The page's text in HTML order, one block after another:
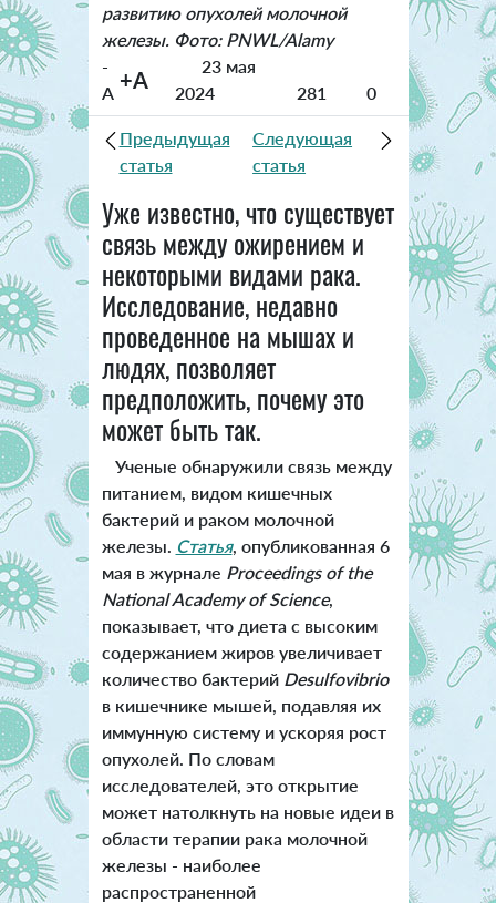
развитию опухолей молочной
железы. Фото: PNWL/Alamy
-
A +A
23 мая
2024
281 0
Предыдущая
статья
Следующая
статья
Уже известно, что существует
связь между ожирением и
некоторыми видами рака.
Исследование, недавно
проведенное на мышах и
людях, позволяет
предположить, почему это
может быть так.
Ученые обнаружили связь между
питанием, видом кишечных
бактерий и раком молочной
железы. Статья, опубликованная 6
мая в журнале Proceedings of the
National Academy of Science,
показывает, что диета с высоким
содержанием жиров увеличивает
количество бактерий Desulfovibrio
в кишечнике мышей, подавляя их
иммунную систему и ускоряя рост
опухолей. По словам
исследователей, это открытие
может натолкнуть на новые идеи в
области терапии рака молочной
железы - наиболее
распространенной